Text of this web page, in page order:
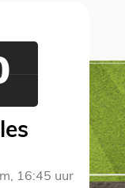
16:45 uur